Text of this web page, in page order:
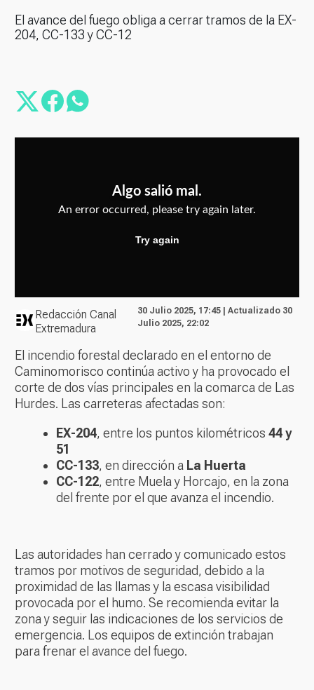
El avance del fuego obliga a cerrar tramos de la EX-
204, CC-133 y CC-12
Redacción Canal
Extremadura
30 Julio 2025, 17:45 | Actualizado 30
Julio 2025, 22:02
El incendio forestal declarado en el entorno de
Caminomorisco continúa activo y ha provocado el
corte de dos vías principales en la comarca de Las
Hurdes. Las carreteras afectadas son:
EX-204, entre los puntos kilométricos 44 y
51
CC-133, en dirección a La Huerta
CC-122, entre Muela y Horcajo, en la zona
del frente por el que avanza el incendio.
Las autoridades han cerrado y comunicado estos
tramos por motivos de seguridad, debido a la
proximidad de las llamas y la escasa visibilidad
provocada por el humo. Se recomienda evitar la
zona y seguir las indicaciones de los servicios de
emergencia. Los equipos de extinción trabajan
para frenar el avance del fuego.